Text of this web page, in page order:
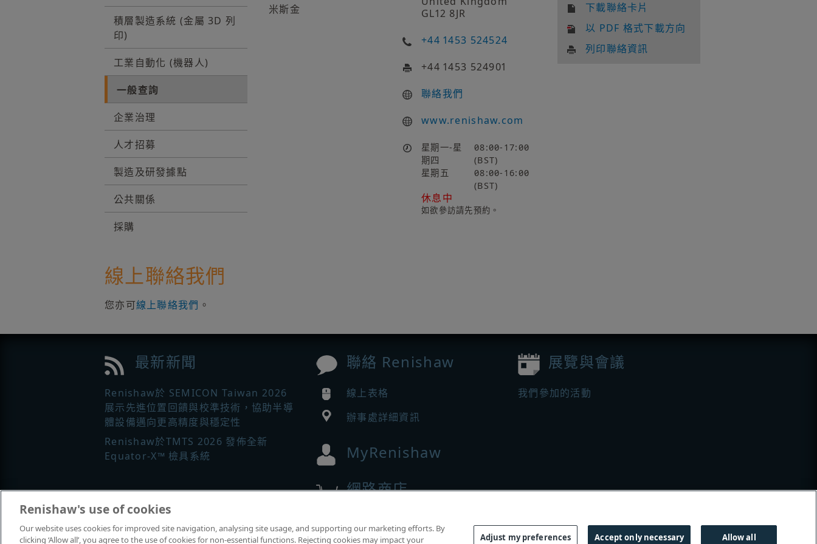
積層製造系統 (金屬 3D 列
印)
工業自動化 (機器人)
一般查詢
企業治理
人才招募
製造及研發據點
公共關係
採購
米斯金
GL12 8JR
+44 1453 524524
+44 1453 524901
聯絡我們
www.renishaw.com
星期一-星
期四
08:00-17:00
(BST)
星期五
08:00-16:00
(BST)
休息中
如欲參訪請先預約。
下載聯絡卡片
以 PDF 格式下載方向
列印聯絡資訊
線上聯絡我們
您亦可線上聯絡我們 。
最新新聞
Renishaw於 SEMICON Taiwan 2026
展示先進位置回饋與校準技術，協助半導
體設備邁向更高精度與穩定性
Renishaw於TMTS 2026 發佈全新
Equator-X™ 檢具系統
最新新聞
聯絡 Renishaw
線上表格
辦事處詳細資訊
MyRenishaw
網路商店
展覽與會議
我們參加的活動
Renishaw's use of cookies
Our website uses cookies for improved site navigation, analysing site usage, and supporting our marketing efforts. By
clicking ‘Allow all’, you agree to the use of cookies for non-essential functions. Rejecting cookies may impact your
Adjust my preferences Accept only necessary Allow all